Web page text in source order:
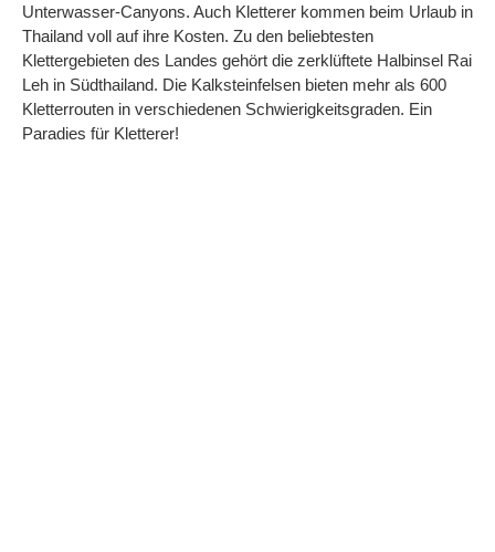
Unterwasser-Canyons. Auch Kletterer kommen beim Urlaub in
Thailand voll auf ihre Kosten. Zu den beliebtesten
Klettergebieten des Landes gehört die zerklüftete Halbinsel Rai
Leh in Südthailand. Die Kalksteinfelsen bieten mehr als 600
Kletterrouten in verschiedenen Schwierigkeitsgraden. Ein
Paradies für Kletterer!